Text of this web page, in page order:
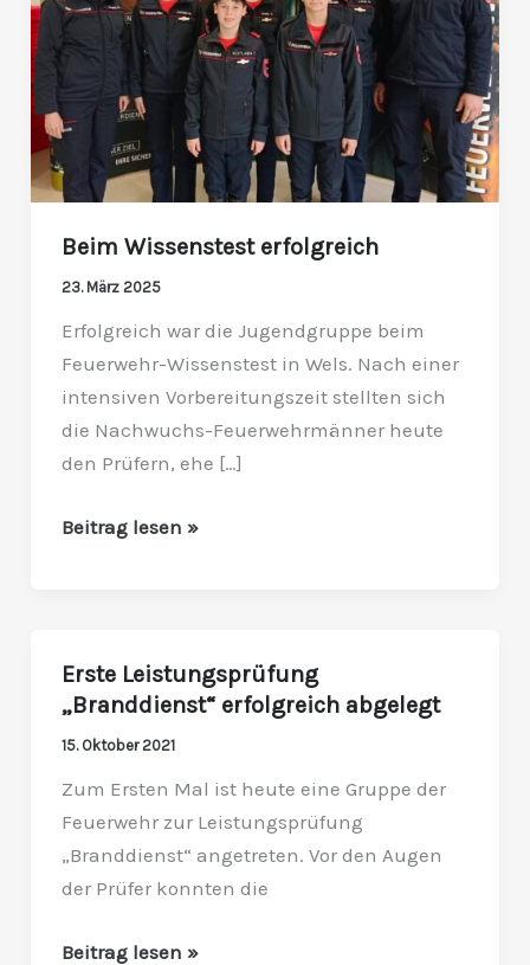
Beim Wissenstest erfolgreich
23. März 2025
Erfolgreich war die Jugendgruppe beim
Feuerwehr-Wissenstest in Wels. Nach einer
intensiven Vorbereitungszeit stellten sich
die Nachwuchs-Feuerwehrmänner heute
den Prüfern, ehe […]
Beitrag lesen »
Erste Leistungsprüfung
„Branddienst“ erfolgreich abgelegt
15. Oktober 2021
Zum Ersten Mal ist heute eine Gruppe der
Feuerwehr zur Leistungsprüfung
„Branddienst“ angetreten. Vor den Augen
der Prüfer konnten die
Erste
Leistungsprüfung
„Branddienst“
Beitrag lesen »